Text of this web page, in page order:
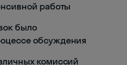
работы
было
обсуждения
комиссий